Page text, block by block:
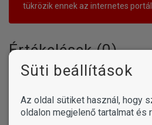
tükrözik ennek az internetes
Értékelések (0)
Még nincsenek
Süti beállítások
Az oldal sütiket használ, hogy
oldalon megjelenő tartalmat és